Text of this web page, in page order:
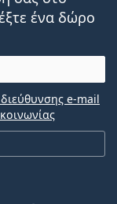
ένα δώρο
e-mail